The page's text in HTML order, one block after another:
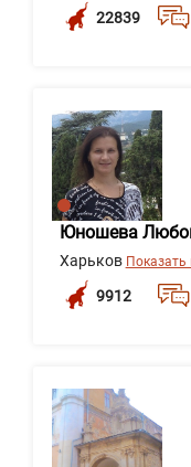
22839
Юношева
Харьков Показать
9912